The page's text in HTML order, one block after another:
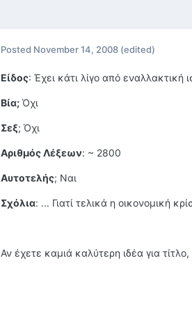
Posted November 14, 2008 (edited)
Είδος: Έχει κάτι λίγο από εναλλακτική
Βία; Όχι
Σεξ; Όχι
Αριθμός Λέξεων: ~ 2800
Αυτοτελής; Ναι
Σχόλια: ... Γιατί τελικά η οικονομική
Αν έχετε καμιά καλύτερη ιδέα για